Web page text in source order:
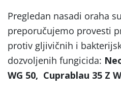
Pregledan nasadi oraha
preporučujemo provesti
protiv gljivičnih i
dozvoljenih fungicida:
WG 50, Cuprablau 35 Z